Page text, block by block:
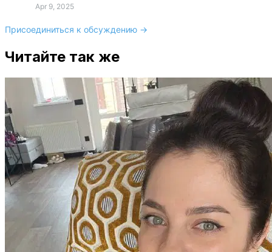
Apr 9, 2025
Присоединиться к обсуждению →
Читайте так же